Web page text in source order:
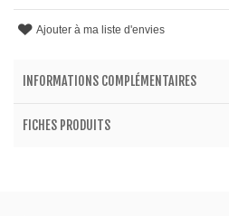
Ajouter à ma liste d'envies
INFORMATIONS COMPLÉMENTAIRES
FICHES PRODUITS